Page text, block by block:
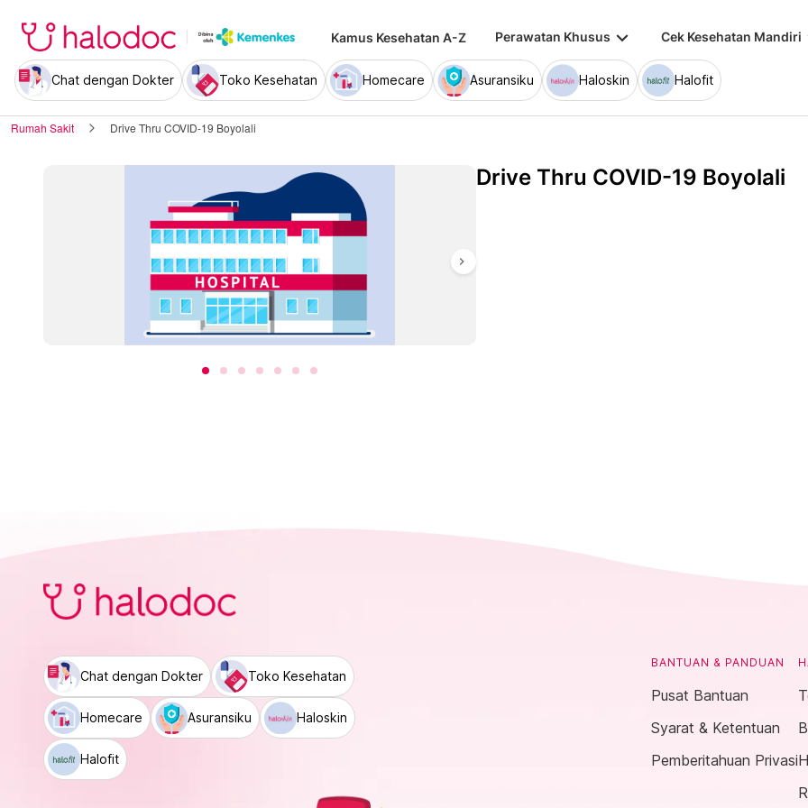
Kamus Kesehatan A-Z Perawatan Khusus keyboard_arrow_down Cek Kesehatan Mandiri
Chat dengan Dokter Toko Kesehatan Homecare Asuransiku Haloskin Halofit
Rumah Sakit Drive Thru COVID-19 Boyolali
chevron_right
Drive Thru COVID-19 Boyolali
Chat dengan Dokter Toko Kesehatan
Homecare Asuransiku Haloskin
Halofit
BANTUAN & PANDUAN
Pusat Bantuan
Syarat & Ketentuan
Pemberitahuan Privasi